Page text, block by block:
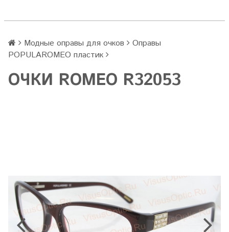
Модные оправы для очков
Оправы
POPULAROMEO пластик
OЧКИ ROMEO R32053